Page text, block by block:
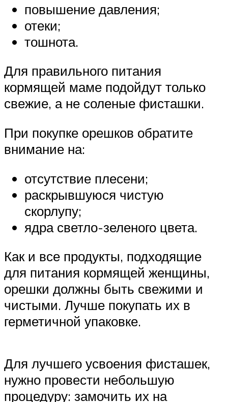
повышение давления;
отеки;
тошнота.
Для правильного питания
кормящей маме подойдут только
свежие, а не соленые фисташки.
При покупке орешков обратите
внимание на:
отсутствие плесени;
раскрывшуюся чистую
скорлупу;
ядра светло-зеленого цвета.
Как и все продукты, подходящие
для питания кормящей женщины,
орешки должны быть свежими и
чистыми. Лучше покупать их в
герметичной упаковке.
Для лучшего усвоения фисташек,
нужно провести небольшую
процедуру: замочить их на